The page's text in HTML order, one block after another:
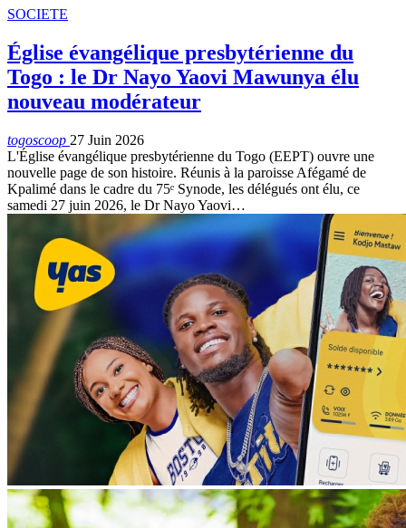
SOCIETE
Église évangélique presbytérienne du
Togo : le Dr Nayo Yaovi Mawunya élu
nouveau modérateur
togoscoop 27 Juin 2026
L'Église évangélique presbytérienne du Togo (EEPT) ouvre une
nouvelle page de son histoire. Réunis à la paroisse Afégamé de
Kpalimé dans le cadre du 75ᵉ Synode, les délégués ont élu, ce
samedi 27 juin 2026, le Dr Nayo Yaovi…